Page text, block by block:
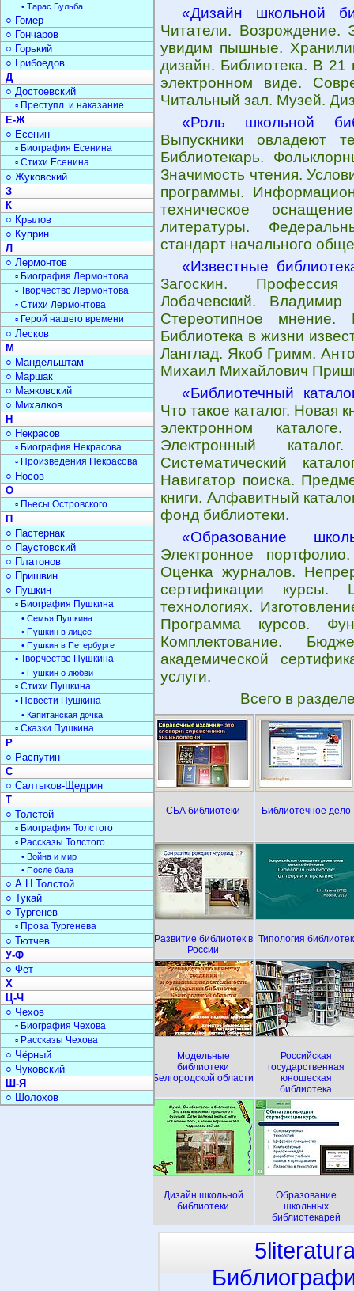
«Дизайн школьной
Читатели. Возрождение.
увидим пышные.
дизайн. Библиотека. В
электронном виде.
Читальный зал. Музей.
«Роль школьной
Выпускники овладеют
Библиотекарь.
Значимость чтения.
программы.
техническое
литературы.
стандарт начального
«Известные
Загоскин.
Лобачевский.
Стереотипное мнение.
Библиотека в жизни
Ланглад. Якоб Гримм.
Михаил Михайлович
«Библиотечный
Что такое каталог. Новая
электронном
Электронный
Систематический
Навигатор поиска.
книги. Алфавитный
фонд библиотеки.
«Образование
Электронное
Оценка журналов.
сертификации курсы.
технологиях.
Программа курсов.
Комплектование.
академической
услуги.
Всего в
СБА библиотеки Библиотечное дело
Развитие библиотек в
России
Типология библиотек
Модельные
библиотеки
Белгородской области
Российская
государственная
юношеская
библиотека
Дизайн школьной
библиотеки
Образование
школьных
библиотекарей
• Тарас Бульба
○ Гомер
○ Гончаров
○ Горький
○ Грибоедов
Д
○ Достоевский
▫ Преступл. и наказание
Е-Ж
○ Есенин
▫ Биография Есенина
▫ Стихи Есенина
○ Жуковский
З
К
○ Крылов
○ Куприн
Л
○ Лермонтов
▫ Биография Лермонтова
▫ Творчество Лермонтова
▫ Стихи Лермонтова
▫ Герой нашего времени
○ Лесков
М
○ Мандельштам
○ Маршак
○ Маяковский
○ Михалков
Н
○ Некрасов
▫ Биография Некрасова
▫ Произведения Некрасова
○ Носов
О
▫ Пьесы Островского
П
○ Пастернак
○ Паустовский
○ Платонов
○ Пришвин
○ Пушкин
▫ Биография Пушкина
• Семья Пушкина
• Пушкин в лицее
• Пушкин в Петербурге
▫ Творчество Пушкина
• Пушкин о любви
▫ Стихи Пушкина
▫ Повести Пушкина
• Капитанская дочка
▫ Сказки Пушкина
Р
○ Распутин
С
○ Салтыков-Щедрин
Т
○ Толстой
▫ Биография Толстого
▫ Рассказы Толстого
• Война и мир
• После бала
○ А.Н.Толстой
○ Тукай
○ Тургенев
▫ Проза Тургенева
○ Тютчев
У-Ф
○ Фет
Х
Ц-Ч
○ Чехов
▫ Биография Чехова
▫ Рассказы Чехова
○ Чёрный
○ Чуковский
Ш-Я
○ Шолохов